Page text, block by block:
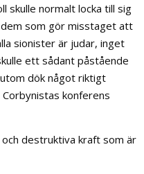
skulle normalt locka till sig
som gör misstaget att
sionister är judar, inget
ett sådant påstående
dök något riktigt
konferens
destruktiva kraft som är